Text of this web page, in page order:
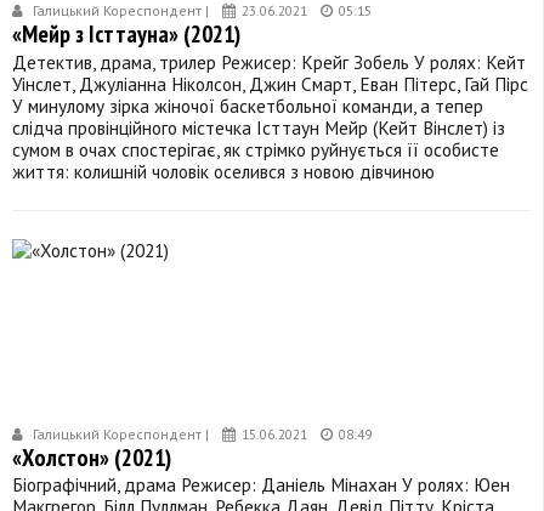
Галицький Кореспондент | 23.06.2021 05:15
«Мейр з Істтауна» (2021)
Детектив, драма, трилер Режисер: Крейг Зобель У ролях: Кейт
Уінслет, Джуліанна Ніколсон, Джин Смарт, Еван Пітерс, Гай Пірс
У минулому зірка жіночої баскетбольної команди, а тепер
слідча провінційного містечка Істтаун Мейр (Кейт Вінслет) із
сумом в очах спостерігає, як стрімко руйнується її особисте
життя: колишній чоловік оселився з новою дівчиною
Галицький Кореспондент | 15.06.2021 08:49
«Холстон» (2021)
Біографічний, драма Режисер: Даніель Мінахан У ролях: Юен